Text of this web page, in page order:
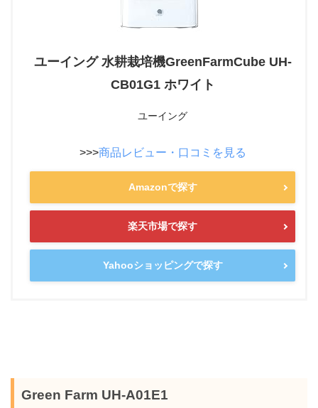
ユーイング 水耕栽培機GreenFarmCube UH-
CB01G1 ホワイト
ユーイング
>>>商品レビュー・口コミを見る
Amazonで探す
楽天市場で探す
Yahooショッピングで探す
Green Farm UH-A01E1